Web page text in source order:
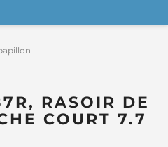
RASOIR DE
COURT 7.7